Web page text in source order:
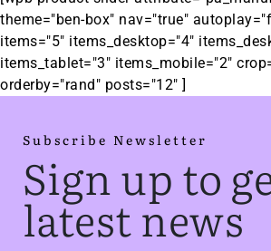
theme="ben-box" nav="true"
items="5" items_desktop="4"
items_tablet="3" items_mobile="2"
orderby="rand" posts="12" ]
Subscribe Newsletter
Sign up to
latest news